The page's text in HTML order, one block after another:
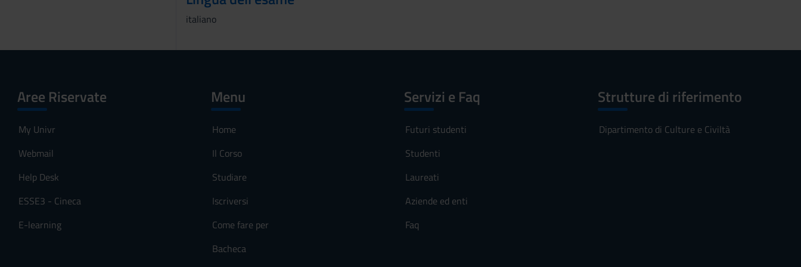
italiano
Aree Riservate
My Univr
Webmail
Help Desk
ESSE3 - Cineca
E-learning
Menu
Home
Il Corso
Studiare
Iscriversi
Come fare per
Bacheca
Servizi e Faq
Futuri studenti
Studenti
Laureati
Aziende ed enti
Faq
Strutture di riferimento
Dipartimento di Culture e Civiltà